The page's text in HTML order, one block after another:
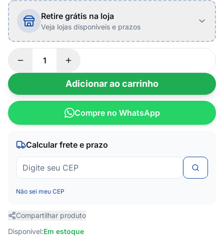
Retire grátis na loja
Veja lojas disponíveis e prazos
Adicionar ao carrinho
Compre no WhatsApp
Calcular frete e prazo
Não sei meu CEP
Compartilhar produto
Disponível:Em estoque